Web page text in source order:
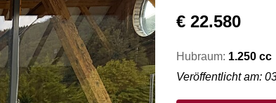
€ 22.580
Hubraum: 1.250 cc
Veröffentlicht am: